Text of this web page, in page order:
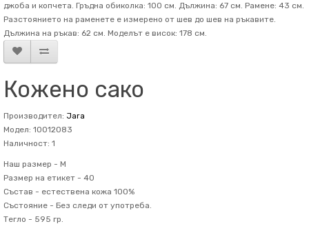
джоба и копчета. Гръдна обиколка: 100 см. Дължина: 67 см. Рамене: 43 см.
Разстоянието на раменете е измерено от шев до шев на ръкавите.
Дължина на ръкав: 62 см. Mоделът е висок: 178 см.
Кожено сако
Производител: Jara
Модел: 10012083
Наличност: 1
Наш размер - M
Размер на етикет - 40
Състав - естествена кожа 100%
Състояние - Без следи от употреба.
Тегло - 595 гр.